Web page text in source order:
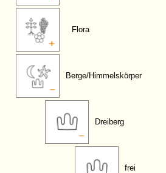
Flora
Berge/Himmelskörper
Dreiberg
frei